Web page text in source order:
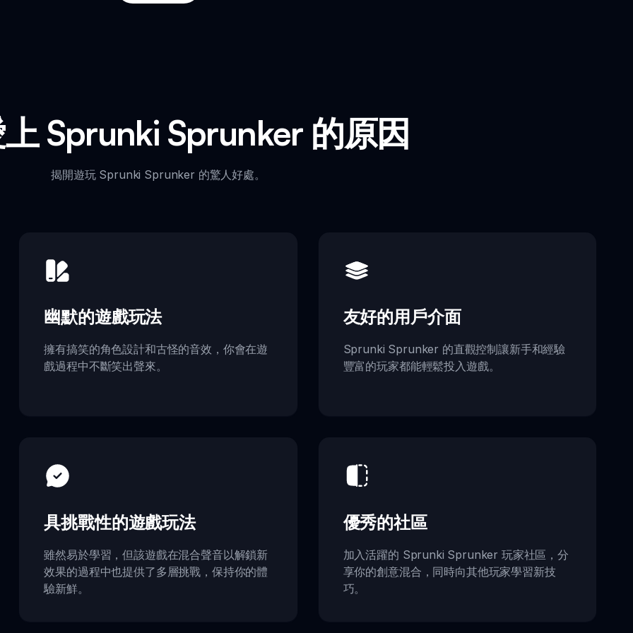
Sprunki Sprunker 的原因
揭開遊玩 Sprunki Sprunker 的驚人好處。
幽默的遊戲玩法
擁有搞笑的角色設計和古怪的音效，你會在遊
戲過程中不斷笑出聲來。
友好的用戶介面
Sprunki Sprunker 的直觀控制讓新手和經驗
豐富的玩家都能輕鬆投入遊戲。
具挑戰性的遊戲玩法
雖然易於學習，但該遊戲在混合聲音以解鎖新
效果的過程中也提供了多層挑戰，保持你的體
驗新鮮。
優秀的社區
加入活躍的 Sprunki Sprunker 玩家社區，分
享你的創意混合，同時向其他玩家學習新技
巧。